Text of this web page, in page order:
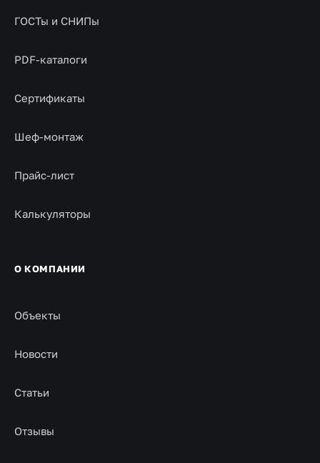
ГОСТы и СНИПы
PDF-каталоги
Сертификаты
Шеф-монтаж
Прайс-лист
Калькуляторы
О КОМПАНИИ
Объекты
Новости
Статьи
Отзывы